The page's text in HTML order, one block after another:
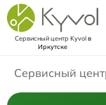
Сервисный центр Kyvolв
Иркутске
Сервисный